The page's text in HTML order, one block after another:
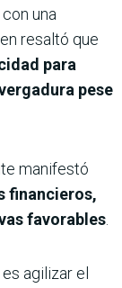
una
resaltó que
para
pese
manifestó
financieros,
favorables.
agilizar el